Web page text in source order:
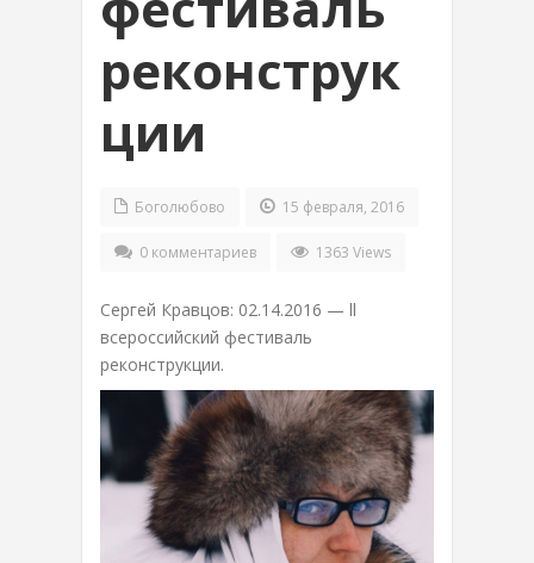
реконструк
ции
Боголюбово 15 февраля, 2016
0 комментариев 1363 Views
Сергей Кравцов: 02.14.2016 — ll
всероссийский фестиваль
реконструкции.